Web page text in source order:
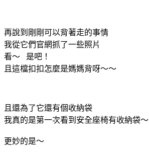
再說到剛剛可以背著走的事情
我從它們官網抓了一些照片
看～ 是吧！
且這檔扣扣怎麼是媽媽背呀～～
且還為了它還有個收納袋
我真的是第一次看到安全座椅有收納袋～
更妙的是～